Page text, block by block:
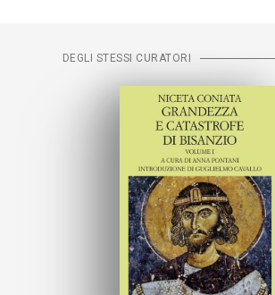
DEGLI STESSI CURATORI